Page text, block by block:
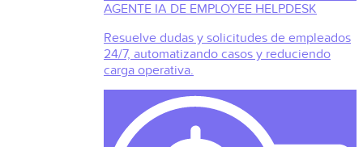
AGENTE IA DE EMPLOYEE HELPDESK
Resuelve dudas y solicitudes de empleados
24/7, automatizando casos y reduciendo
carga operativa.